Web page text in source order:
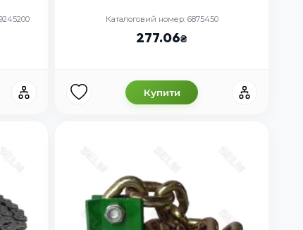
Каталоговий номер: 6875450
277.06
Купити